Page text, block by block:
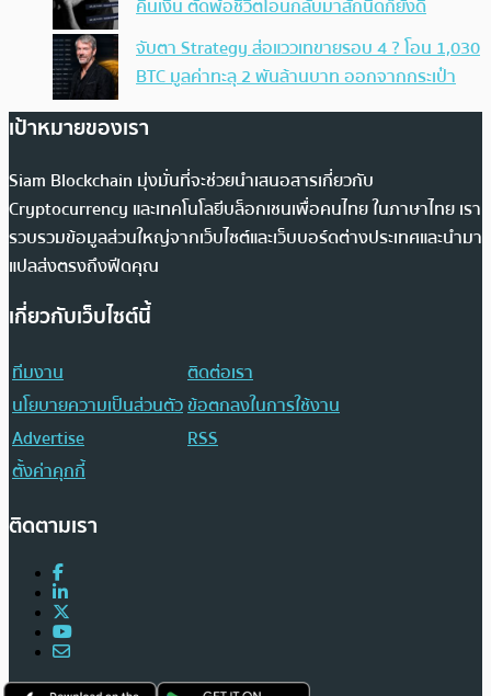
คืนเงิน ตัดพ้อชีวิตโอนกลับมาสักนิดก็ยังดี
จับตา Strategy ส่อแววเทขายรอบ 4 ? โอน 1,030
BTC มูลค่าทะลุ 2 พันล้านบาท ออกจากกระเป๋า
เป้าหมายของเรา
Siam Blockchain มุ่งมั่นที่จะช่วยนำเสนอสารเกี่ยวกับ
Cryptocurrency และเทคโนโลยีบล็อกเชนเพื่อคนไทย ในภาษาไทย เรา
รวบรวมข้อมูลส่วนใหญ่จากเว็บไซต์และเว็บบอร์ดต่างประเทศและนำมา
แปลส่งตรงถึงฟีดคุณ
เกี่ยวกับเว็บไซต์นี้
ทีมงาน
ติดต่อเรา
นโยบายความเป็นส่วนตัวข้อตกลงในการใช้งาน
Advertise
RSS
ตั้งค่าคุกกี้
ติดตามเรา